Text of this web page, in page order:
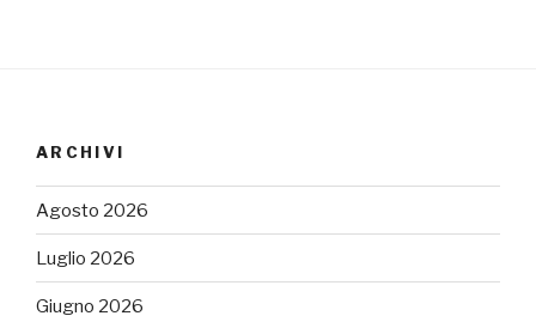
ARCHIVI
Agosto 2026
Luglio 2026
Giugno 2026